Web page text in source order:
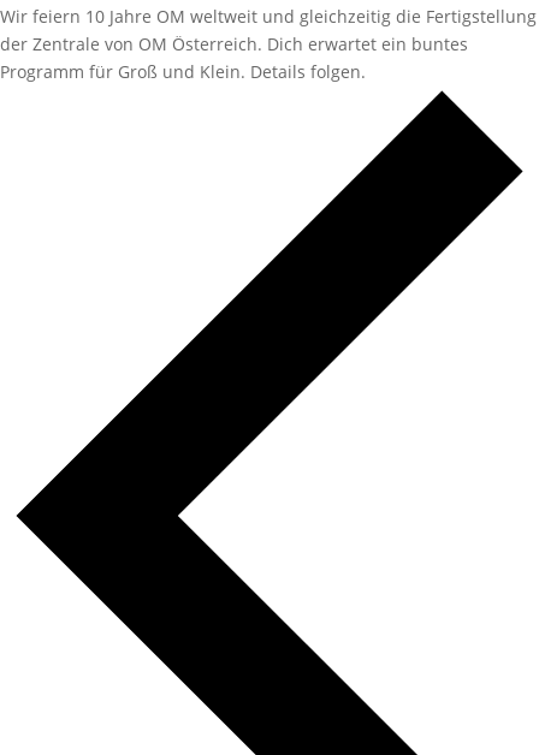
Wir feiern 10 Jahre OM weltweit und gleichzeitig die Fertigstellung
der Zentrale von OM Österreich. Dich erwartet ein buntes
Programm für Groß und Klein. Details folgen.